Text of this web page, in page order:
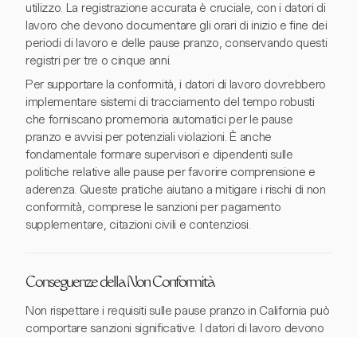
utilizzo. La registrazione accurata è cruciale, con i datori di
lavoro che devono documentare gli orari di inizio e fine dei
periodi di lavoro e delle pause pranzo, conservando questi
registri per tre o cinque anni.
Per supportare la conformità, i datori di lavoro dovrebbero
implementare sistemi di tracciamento del tempo robusti
che forniscano promemoria automatici per le pause
pranzo e avvisi per potenziali violazioni. È anche
fondamentale formare supervisori e dipendenti sulle
politiche relative alle pause per favorire comprensione e
aderenza. Queste pratiche aiutano a mitigare i rischi di non
conformità, comprese le sanzioni per pagamento
supplementare, citazioni civili e contenziosi.
Conseguenze della Non Conformità
Non rispettare i requisiti sulle pause pranzo in California può
comportare sanzioni significative. I datori di lavoro devono